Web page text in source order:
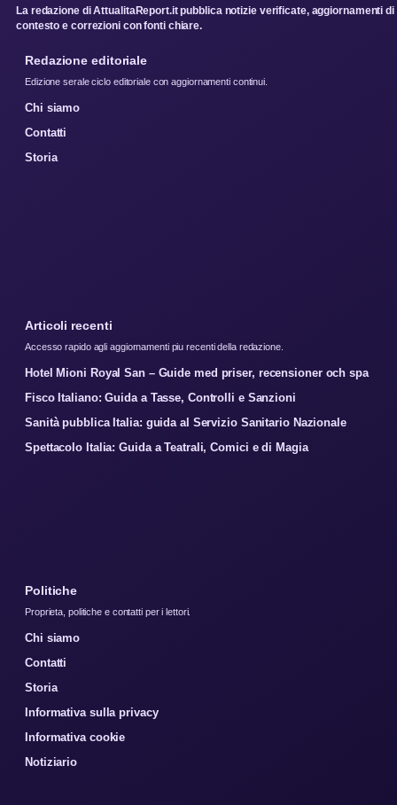
La redazione di AttualitaReport.it pubblica notizie verificate, aggiornamenti di
contesto e correzioni con fonti chiare.
Redazione editoriale
Edizione serale ciclo editoriale con aggiornamenti continui.
Chi siamo
Contatti
Storia
Articoli recenti
Accesso rapido agli aggiornamenti piu recenti della redazione.
Hotel Mioni Royal San – Guide med priser, recensioner och spa
Fisco Italiano: Guida a Tasse, Controlli e Sanzioni
Sanità pubblica Italia: guida al Servizio Sanitario Nazionale
Spettacolo Italia: Guida a Teatrali, Comici e di Magia
Politiche
Proprieta, politiche e contatti per i lettori.
Chi siamo
Contatti
Storia
Informativa sulla privacy
Informativa cookie
Notiziario